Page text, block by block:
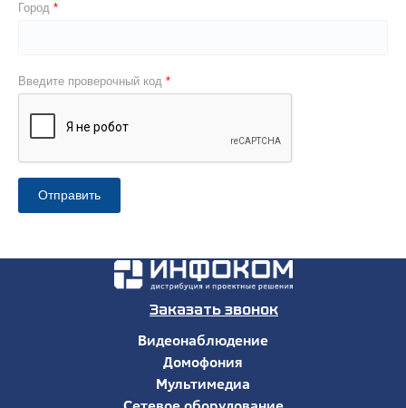
Город
Введите проверочный код
Отправить
Заказать звонок
Видеонаблюдение
Домофония
Мультимедиа